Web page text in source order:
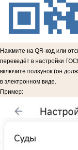
Нажмите на QR-код или
переведёт в настройки
включите ползунок (он
в электронном виде.
Пример: